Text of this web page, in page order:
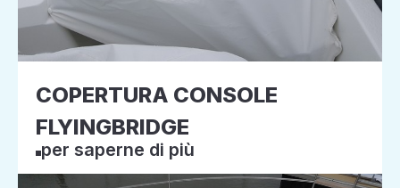
COPERTURA CONSOLE
FLYINGBRIDGE
per saperne di più